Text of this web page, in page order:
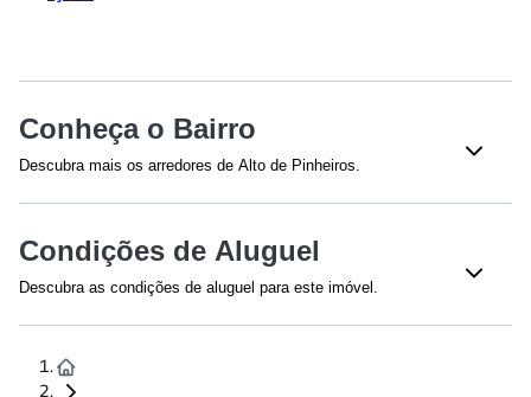
Conheça o Bairro
Descubra mais os arredores de Alto de Pinheiros.
Shopping Villa Lobos (316 m)
Educação
Escola Politécnica da Universidade de São Paulo(1212m)
Faculdade de Economia, Administração, Contabilidade e
Atuária da Universidade de São Paulo (FEA-USP)
Condições de Aluguel
Descubra as condições de aluguel para este imóvel.
proposta.
Para fiança dispensada, a renda mínima é calculada em 4 vezes